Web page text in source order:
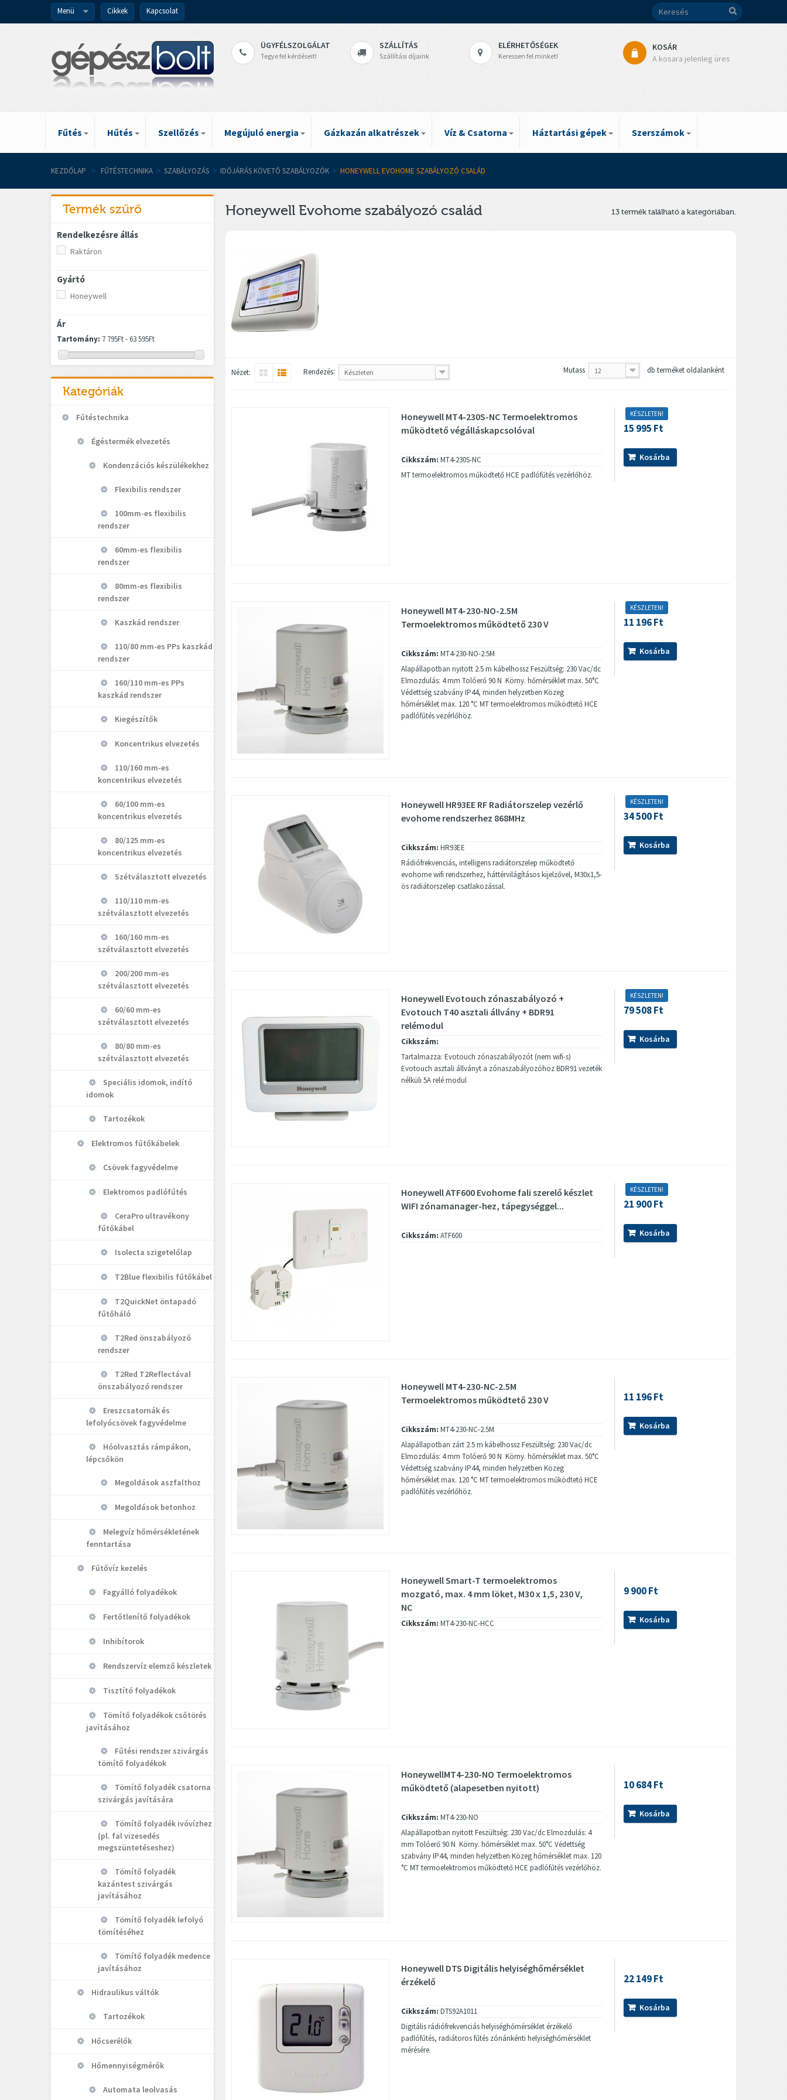
Menü Cikkek Kapcsolat
ÜGYFÉLSZOLGÁLAT
Tegye fel kérdéseit!
SZÁLLÍTÁS
Szállítási díjaink
ELÉRHETŐSÉGEK
Keressen fel minket!
KOSÁR
A kosara jelenleg üres
Fűtés Hűtés Szellőzés Megújuló energia Gázkazán alkatrészek Víz & Csatorna Háztartási gépek Szerszámok
KEZDŐLAP > FŰTÉSTECHNIKA > SZABÁLYOZÁS > IDŐJÁRÁS KÖVETŐ SZABÁLYOZÓK > HONEYWELL EVOHOME SZABÁLYOZÓ CSALÁD
Termék szűrő
Rendelkezésre állás
Raktáron
Gyártó
Honeywell
Ár
Tartomány: 7 795Ft - 63 595Ft
Kategóriák
Fűtéstechnika
Égéstermék elvezetés
Kondenzációs készülékekhez
Flexibilis rendszer
100mm-es flexibilis
rendszer
60mm-es flexibilis
rendszer
80mm-es flexibilis
rendszer
Kaszkád rendszer
110/80 mm-es PPs kaszkád
rendszer
160/110 mm-es PPs
kaszkád rendszer
Kiegészítők
Koncentrikus elvezetés
110/160 mm-es
koncentrikus elvezetés
60/100 mm-es
koncentrikus elvezetés
80/125 mm-es
koncentrikus elvezetés
Szétválasztott elvezetés
110/110 mm-es
szétválasztott elvezetés
160/160 mm-es
szétválasztott elvezetés
200/200 mm-es
szétválasztott elvezetés
60/60 mm-es
szétválasztott elvezetés
80/80 mm-es
szétválasztott elvezetés
Speciális idomok, indító
idomok
Tartozékok
Elektromos fűtőkábelek
Csövek fagyvédelme
Elektromos padlófűtés
CeraPro ultravékony
fűtőkábel
Isolecta szigetelőlap
T2Blue flexibilis fűtőkábel
T2QuickNet öntapadó
fűtőháló
T2Red önszabályozó
rendszer
T2Red T2Reflectával
önszabályozó rendszer
Ereszcsatornák és
lefolyócsövek fagyvédelme
Hóolvasztás rámpákon,
lépcsőkön
Megoldások aszfalthoz
Megoldások betonhoz
Melegvíz hőmérsékletének
fenntartása
Fűtővíz kezelés
Fagyálló folyadékok
Fertőtlenítő folyadékok
Inhibítorok
Rendszervíz elemző készletek
Tisztító folyadékok
Tömítő folyadékok csőtörés
javításához
Fűtési rendszer szivárgás
tömítő folyadékok
Tömítő folyadék csatorna
szivárgás javítására
Tömítő folyadék ivóvízhez
(pl. fal vizesedés
megszüntetéseshez)
Tömítő folyadék
kazántest szivárgás
javításához
Tömítő folyadék lefolyó
tömítéséhez
Tömítő folyadék medence
javításához
Hidraulikus váltók
Tartozékok
Hőcserélők
Hőmennyiségmérők
Automata leolvasás
Honeywell Evohome szabályozó család 13 termék található a kategóriában.
Nézet: Rendezés: Készleten Mutass 12 db terméket oldalanként
Honeywell MT4-230S-NC Termoelektromos
működtető végálláskapcsolóval
Cikkszám: MT4-230S-NC
MT termoelektromos működtető HCE padlófűtés vezérlőhöz.
KÉSZLETEN!
15 995 Ft
Kosárba
Honeywell MT4-230-NO-2.5M
Termoelektromos működtető 230 V
Cikkszám: MT4-230-NO-2.5M
Alapállapotban nyitott 2.5 m kábelhossz Feszültség: 230 Vac/dc
Elmozdulás: 4 mm Tolóerő 90 N Körny. hőmérséklet max. 50°C
Védettség szabvány IP44, minden helyzetben Közeg
hőmérséklet max. 120 °C MT termoelektromos működtető HCE
padlófűtés vezérlőhöz.
KÉSZLETEN!
11 196 Ft
Kosárba
Honeywell HR93EE RF Radiátorszelep vezérlő
evohome rendszerhez 868MHz
Cikkszám: HR93EE
Rádiófrekvenciás, intelligens radiátorszelep működtető
evohome wifi rendszerhez, háttérvilágításos kijelzővel, M30x1,5-
ös radiátorszelep csatlakozással.
KÉSZLETEN!
34 500 Ft
Kosárba
Honeywell Evotouch zónaszabályozó +
Evotouch T40 asztali állvány + BDR91
relémodul
Cikkszám:
Tartalmazza: Evotouch zónaszabályozót (nem wifi-s)
Evotouch asztali állványt a zónaszabályozóhoz BDR91 vezeték
nélküli 5A relé modul
KÉSZLETEN!
79 508 Ft
Kosárba
Honeywell ATF600 Evohome fali szerelő készlet
WIFI zónamanager-hez, tápegységgel...
Cikkszám: ATF600
KÉSZLETEN!
21 900 Ft
Kosárba
Honeywell MT4-230-NC-2.5M
Termoelektromos működtető 230 V
Cikkszám: MT4-230-NC-2.5M
Alapállapotban zárt 2.5 m kábelhossz Feszültség: 230 Vac/dc
Elmozdulás: 4 mm Tolóerő 90 N Körny. hőmérséklet max. 50°C
Védettség szabvány IP44, minden helyzetben Közeg
hőmérséklet max. 120 °C MT termoelektromos működtető HCE
padlófűtés vezérlőhöz.
11 196 Ft
Kosárba
Honeywell Smart-T termoelektromos
mozgató, max. 4 mm löket, M30 x 1,5, 230 V,
NC
Cikkszám: MT4-230-NC-HCC
9 900 Ft
Kosárba
HoneywellMT4-230-NO Termoelektromos
működtető (alapesetben nyitott)
Cikkszám: MT4-230-NO
Alapállapotban nyitott Feszültség: 230 Vac/dc Elmozdulás: 4
mm Tolóerő 90 N Körny. hőmérséklet max. 50°C Védettség
szabvány IP44, minden helyzetben Közeg hőmérséklet max. 120
°C MT termoelektromos működtető HCE padlófűtés vezérlőhöz.
10 684 Ft
Kosárba
Honeywell DTS Digitális helyiséghőmérséklet
érzékelő
Cikkszám: DTS92A1011
Digitális rádiófrekvenciás helyiséghőmérséklet érzékelő
padlófűtés, radiátoros fűtés zónánkénti helyiséghőmérséklet
mérésére.
22 149 Ft
Kosárba